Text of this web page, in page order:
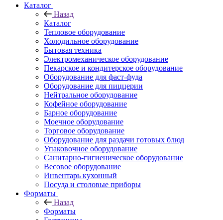
Каталог
Назад
Каталог
Тепловое оборудование
Холодильное оборудование
Бытовая техника
Электромеханическое оборудование
Пекарское и кондитерское оборудование
Оборудование для фаст-фуда
Оборудование для пиццерии
Нейтральное оборудование
Кофейное оборудование
Барное оборудование
Моечное оборудование
Торговое оборудование
Оборудование для раздачи готовых блюд
Упаковочное оборудование
Санитарно-гигиеническое оборудование
Весовое оборудование
Инвентарь кухонный
Посуда и столовые приборы
Форматы
Назад
Форматы